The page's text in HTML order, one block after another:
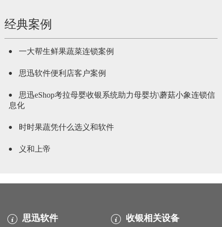
经典案例
一大帮生鲜果蔬菜连锁案例
思迅软件便利店客户案例
思迅eShop考拉母婴收银系统助力母婴坊\蘑菇小象连锁信
息化
时时果蔬凭什么选义和软件
义和上帝
思迅软件 收银相关设备